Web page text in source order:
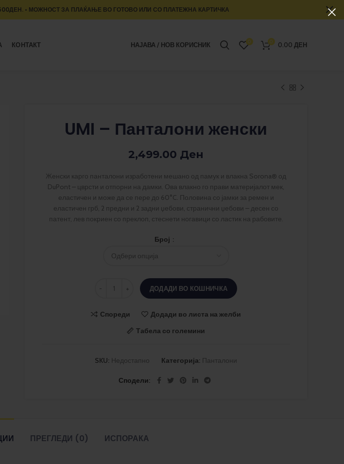
КОНТАКТ НАЈАВА / НОВ КОРИСНИК 0 0 0.00 ДЕН
UMI – Панталони женски
2,499.00 Ден
Женски карго панталони изработени мешано од памук и влакна Sorona® од
DuPont – цврсти и отпорни на дамки. Ова влакно го прави материјалот мек,
еластичен и може да се пере до 60°C. Половина со јамки за ремен и
еластичен грб, 2 предни и 2 задни џебови, странични џебови – десен со
патент, лев покриен со преклоп, стеснети ногавици со ластик на рабовите.
Број
ДОДАДИ ВО КОШНИЧКА
Спореди
Додади во листа на желби
Табела со големини
SKU: Недостапно Категорија: Панталони
Сподели
ПРЕГЛЕДИ (0) ИСПОРАКА
• МОЖНОСТ ЗА ПЛАЌАЊЕ ВО ГОТОВО ИЛИ СО ПЛАТЕЖНА КАРТИЧКА